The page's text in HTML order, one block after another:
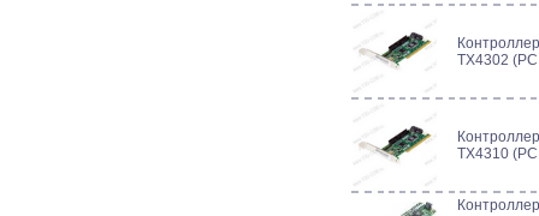
TX4302
TX4310